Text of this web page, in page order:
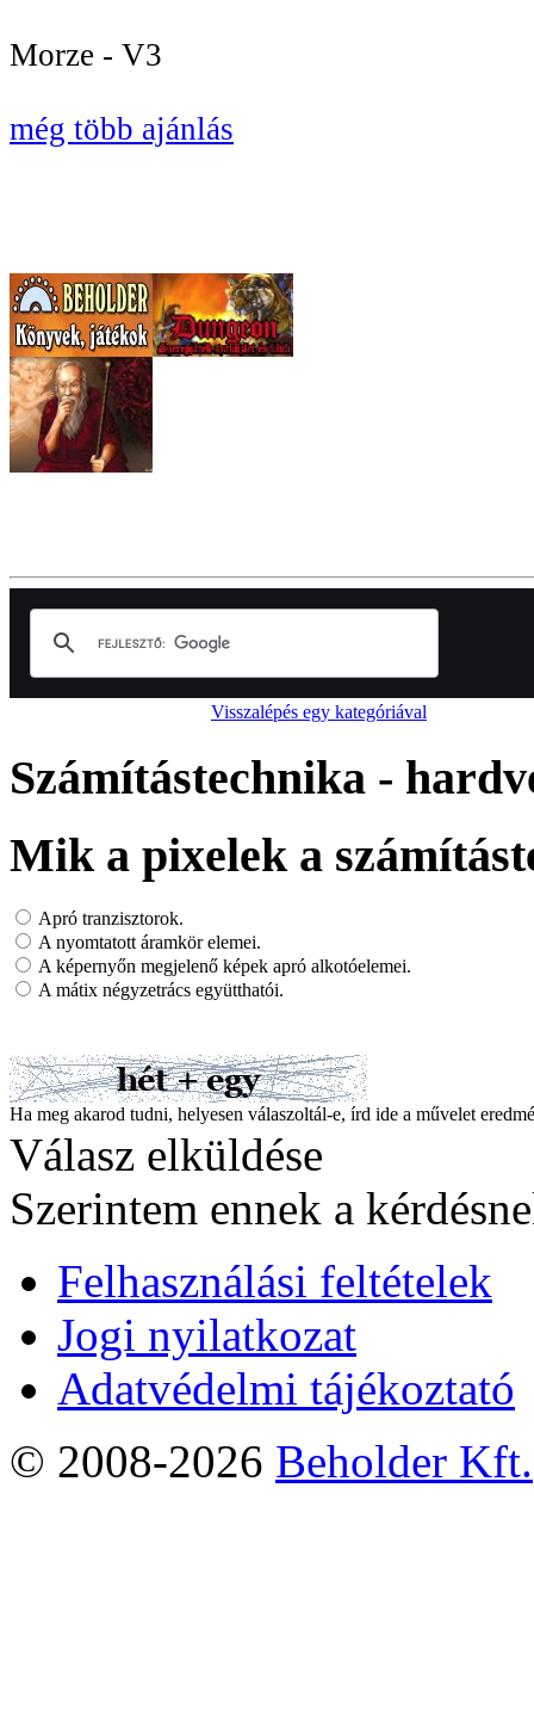
Morze - V3
még több ajánlás
Visszalépés egy kategóriával
Számítástechnika -
Mik a pixelek a
Apró tranzisztorok.
A nyomtatott áramkör elemei.
A képernyőn megjelenő képek apró alkotóelemei.
A mátix négyzetrács együtthatói.
Ha meg akarod tudni, helyesen válaszoltál-e, írd ide a művelet
Válasz elküldése
Szerintem ennek a
Felhasználási feltételek
Jogi nyilatkozat
Adatvédelmi tájékoztató
© 2008-2026 Beholder Kft.